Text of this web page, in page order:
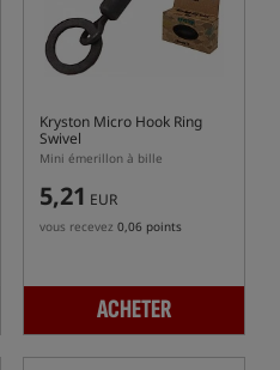
Kryston Micro Hook Ring
Swivel
Mini émerillon à bille
5,21 EUR
vous recevez 0,06 points
ACHETER